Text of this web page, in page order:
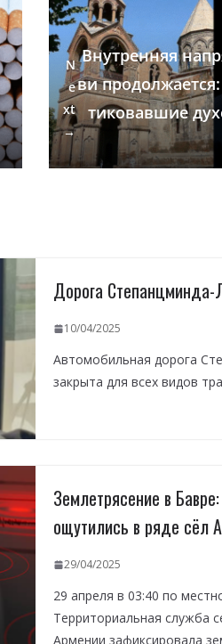
N
e
xt
→
Внутренняя
ви
тиковавшие
Дорога Степанцминда-
10/04/2025
Автомобильная дорога
закрыта для всех видов
Землетрясение в
ощутились в ряде сёл
29/04/2025
29 апреля в 03:40 по
Территориальная служба
Армении зафиксировала